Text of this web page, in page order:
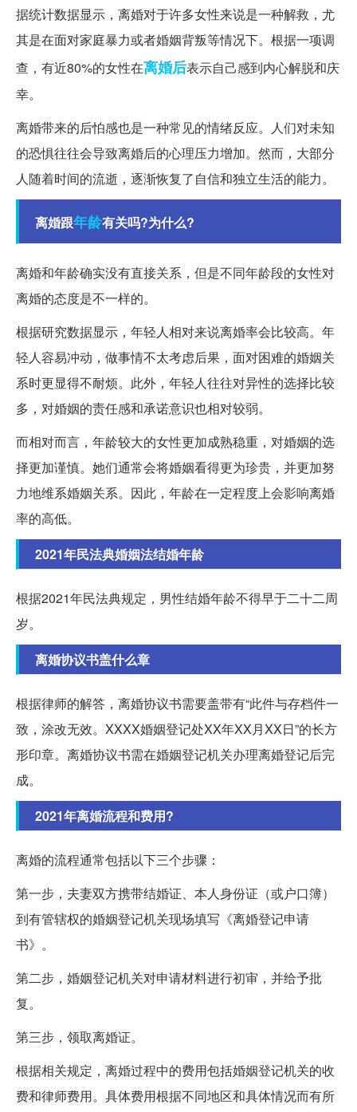
据统计数据显示，离婚对于许多女性来说是一种解救，尤
其是在面对家庭暴力或者婚姻背叛等情况下。根据一项调
查，有近80%的女性在离婚后表示自己感到内心解脱和庆
幸。
离婚带来的后怕感也是一种常见的情绪反应。人们对未知
的恐惧往往会导致离婚后的心理压力增加。然而，大部分
人随着时间的流逝，逐渐恢复了自信和独立生活的能力。
离婚跟年龄有关吗?为什么?
离婚和年龄确实没有直接关系，但是不同年龄段的女性对
离婚的态度是不一样的。
根据研究数据显示，年轻人相对来说离婚率会比较高。年
轻人容易冲动，做事情不太考虑后果，面对困难的婚姻关
系时更显得不耐烦。此外，年轻人往往对异性的选择比较
多，对婚姻的责任感和承诺意识也相对较弱。
而相对而言，年龄较大的女性更加成熟稳重，对婚姻的选
择更加谨慎。她们通常会将婚姻看得更为珍贵，并更加努
力地维系婚姻关系。因此，年龄在一定程度上会影响离婚
率的高低。
2021年民法典婚姻法结婚年龄
根据2021年民法典规定，男性结婚年龄不得早于二十二周
岁。
离婚协议书盖什么章
根据律师的解答，离婚协议书需要盖带有“此件与存档件一
致，涂改无效。XXXX婚姻登记处XX年XX月XX日”的长方
形印章。离婚协议书需在婚姻登记机关办理离婚登记后完
成。
2021年离婚流程和费用?
离婚的流程通常包括以下三个步骤：
第一步，夫妻双方携带结婚证、本人身份证（或户口簿）
到有管辖权的婚姻登记机关现场填写《离婚登记申请
书》。
第二步，婚姻登记机关对申请材料进行初审，并给予批
复。
第三步，领取离婚证。
根据相关规定，离婚过程中的费用包括婚姻登记机关的收
费和律师费用。具体费用根据不同地区和具体情况而有所